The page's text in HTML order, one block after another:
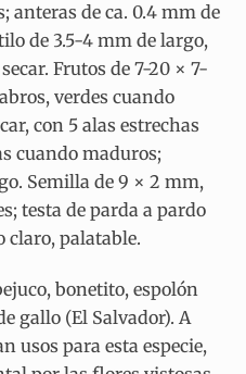
anteras de ca. 0.4 mm de
de 3.5-4 mm de largo,
Frutos de 7-20 × 7-
verdes cuando
con 5 alas estrechas
cuando maduros;
Semilla de 9 × 2 mm,
testa de parda a pardo
claro, palatable.
bonetito, espolón
gallo (El Salvador). A
usos para esta especie,